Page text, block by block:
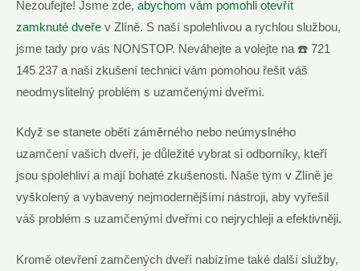
Nezoufejte! Jsme zde, abychom vám pomohli otevřít
zamknuté dveře v Zlíně. S naší spolehlivou a rychlou službou,
jsme tady pro vás NONSTOP. Neváhejte a volejte na ☎️ 721
145 237 a naši zkušení technici vám pomohou řešit váš
neodmyslitelný problém s uzamčenými dveřmi.
Když se stanete obětí záměrného nebo neúmyslného
uzamčení vašich dveří, je důležité vybrat si odborníky, kteří
jsou spolehliví a mají bohaté zkušenosti. Naše tým v Zlíně je
vyškolený a vybavený nejmodernějšími nástroji, aby vyřešil
váš problém s uzamčenými dveřmi co nejrychleji a efektivněji.
Kromě otevření zamčených dveří nabízíme také další služby,